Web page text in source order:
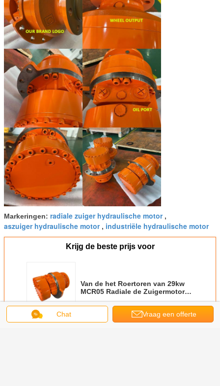
Markeringen: radiale zuiger hydraulische motor,
aszuiger hydraulische motor, industriële hydraulische motor
Krijg de beste prijs voor
Van de het Roertoren van 29kw
MCR05 Radiale de Zuigermotor
Doorgaan
Chat Vraag een offerte